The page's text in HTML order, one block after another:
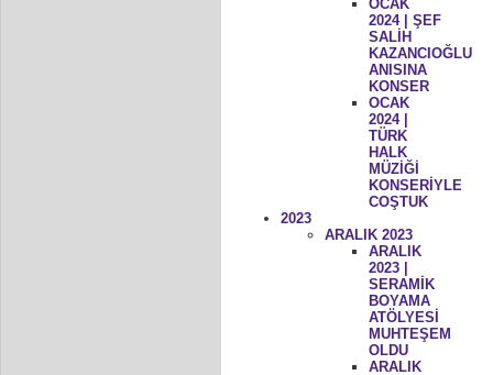
OCAK
2024 | ŞEF
SALİH
KAZANCIOĞLU
ANISINA
KONSER
OCAK
2024 |
TÜRK
HALK
MÜZİĞİ
KONSERİYLE
COŞTUK
2023
ARALIK 2023
ARALIK
2023 |
SERAMİK
BOYAMA
ATÖLYESİ
MUHTEŞEM
OLDU
ARALIK